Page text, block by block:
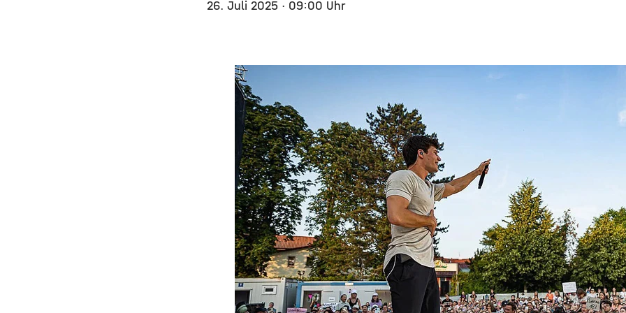
26. Juli 2025 · 09:00 Uhr